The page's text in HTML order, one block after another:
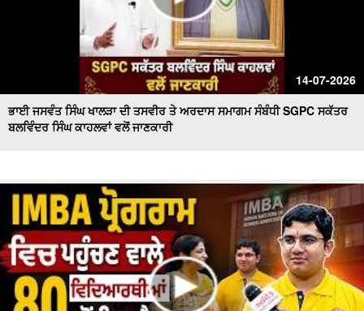
14-07-2026
ਭਾਈ ਜਸਵੰਤ ਸਿੰਘ ਖਾਲੜਾ ਦੀ ਤਸਵੀਰ ਤੇ ਅਰਦਾਸ ਸਮਾਗਮ ਸੰਬੰਧੀ SGPC ਸਕੱਤਰ
ਬਲਵਿੰਦਰ ਸਿੰਘ ਕਾਹਲਵਾਂ ਵਲੋਂ ਜਾਣਕਾਰੀ